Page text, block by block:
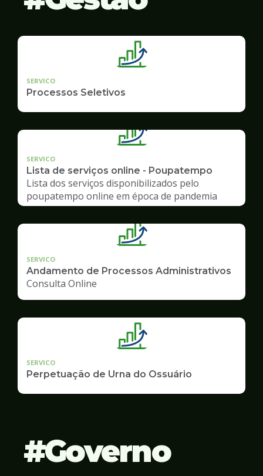
SERVICO
Processos Seletivos
SERVICO
Lista de serviços online - Poupatempo
Lista dos serviços disponibilizados pelo
poupatempo online em época de pandemia
SERVICO
Andamento de Processos Administrativos
Consulta Online
SERVICO
Perpetuação de Urna do Ossuário
Governo